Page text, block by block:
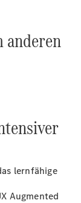
anderen
lernfähige
Augmented